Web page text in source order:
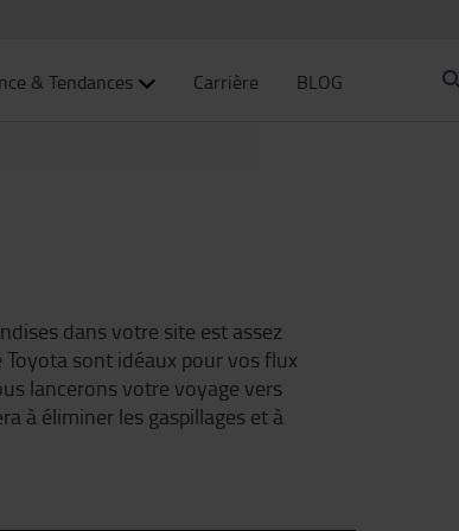
& Tendances Carrière BLOG
dans votre site est assez
sont idéaux pour vos flux
lancerons votre voyage vers
à éliminer les gaspillages et à